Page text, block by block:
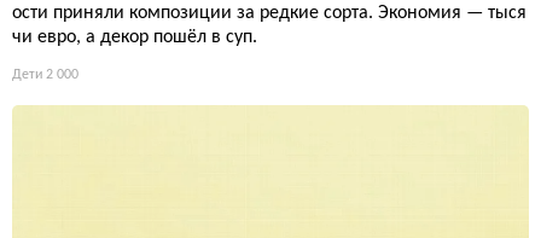
ости приняли композиции за редкие сорта. Экономия — тыся
чи евро, а декор пошёл в суп.
Дети 2 000